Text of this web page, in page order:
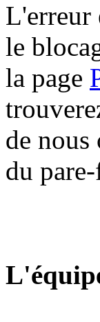
L'erreur
le
la page
de nous
du